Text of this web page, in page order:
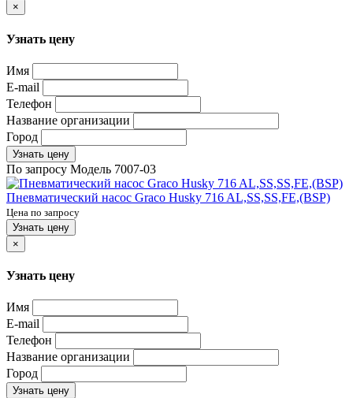
×
Узнать цену
Имя
E-mail
Телефон
Название организации
Город
Узнать цену
По запросу Модель 7007-03
Пневматический насос Graco Husky 716 AL,SS,SS,FE,(BSP)
Цена по запросу
Узнать цену
×
Узнать цену
Имя
E-mail
Телефон
Название организации
Город
Узнать цену